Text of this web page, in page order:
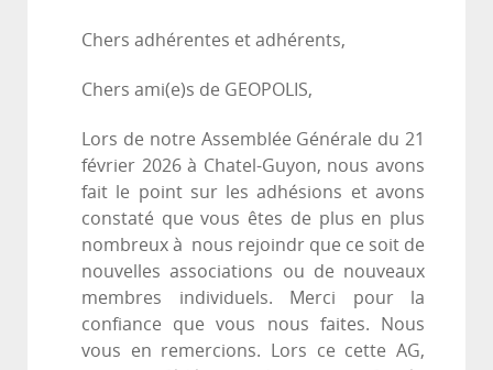
Chers adhérentes et adhérents,
Chers ami(e)s de GEOPOLIS,
Lors de notre Assemblée Générale du 21
février 2026 à Chatel-Guyon, nous avons
fait le point sur les adhésions et avons
constaté que vous êtes de plus en plus
nombreux à nous rejoindr que ce soit de
nouvelles associations ou de nouveaux
membres individuels. Merci pour la
confiance que vous nous faites. Nous
vous en remercions. Lors ce cette AG,